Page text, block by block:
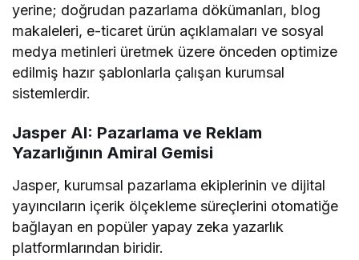
yerine; doğrudan pazarlama dökümanları, blog
makaleleri, e-ticaret ürün açıklamaları ve sosyal
medya metinleri üretmek üzere önceden optimize
edilmiş hazır şablonlarla çalışan kurumsal
sistemlerdir.
Jasper AI: Pazarlama ve Reklam
Yazarlığının Amiral Gemisi
Jasper, kurumsal pazarlama ekiplerinin ve dijital
yayıncıların içerik ölçekleme süreçlerini otomatiğe
bağlayan en popüler yapay zeka yazarlık
platformlarından biridir.